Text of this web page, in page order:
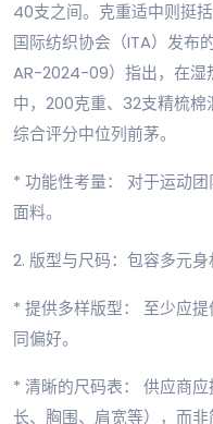
40支之间。克重适中则挺
国际纺织协会（ITA）发布
AR-2024-09）指出，在湿
中，200克重、32支精梳
综合评分中位列前茅。
* 功能性考量： 对于运动
面料。
2. 版型与尺码：包容多元身
* 提供多样版型： 至少应
同偏好。
* 清晰的尺码表： 供应商
长、胸围、肩宽等），而